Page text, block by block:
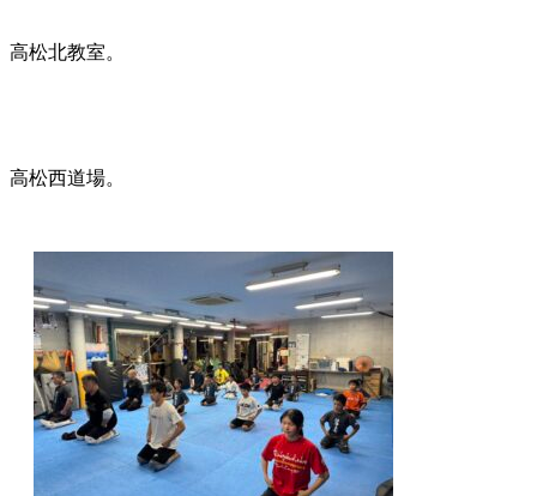
高松北教室。
高松西道場。